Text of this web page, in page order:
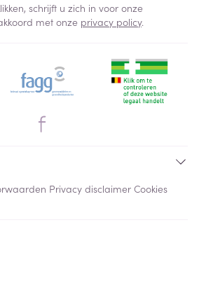
schrijft u zich in voor onze
met onze privacy policy.
Privacy disclaimer Cookies